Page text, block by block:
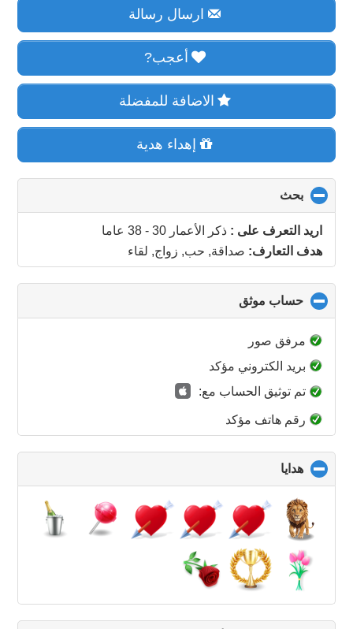
ارسال رسالة
أعجب?
الاضافة للمفضلة
إهداء هدية
بحث
to
collapse
contents
اريد التعرف على :ذكر الأعمار 30 - 38 عاما
هدف التعارف: صداقة, حب, زواج, لقاء
حساب موثق
to
مرفق صور
بريد الكتروني مؤكد
تم توثيق الحساب مع:
رقم هاتف مؤكد
هدايا
to
collapse
contents